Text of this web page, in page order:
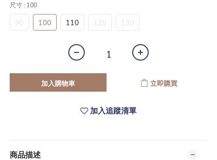
尺寸 : 100
90 100 110 120 130
加入購物車 立即購買
加入追蹤清單
商品描述